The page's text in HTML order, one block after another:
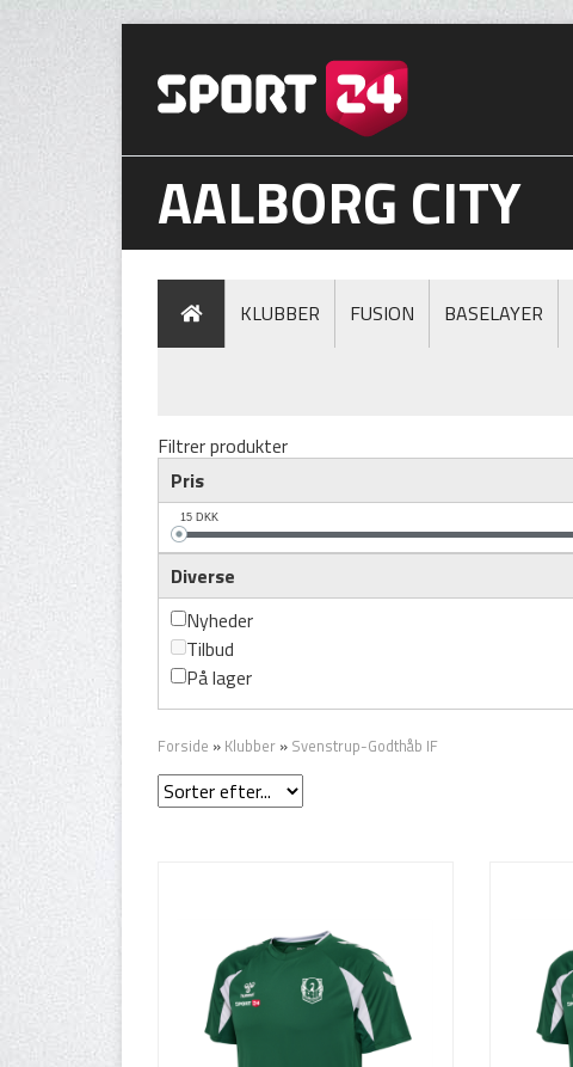
AALBORG CITY
KLUBBER FUSION BASELAYER
Filtrer produkter
Pris
15 DKK
Diverse
Nyheder
Tilbud
På lager
Forside » Klubber » Svenstrup-Godthåb IF